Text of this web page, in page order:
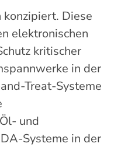
konzipiert. Diese
elektronischen
kritischer
in der
Treat-Systeme
und
Systeme in der